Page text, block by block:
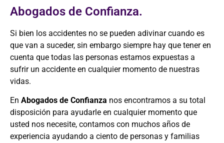
Abogados de Confianza.
Si bien los accidentes no se pueden adivinar cuando es
que van a suceder, sin embargo siempre hay que tener en
cuenta que todas las personas estamos expuestas a
sufrir un accidente en cualquier momento de nuestras
vidas.
En Abogados de Confianza nos encontramos a su total
disposición para ayudarle en cualquier momento que
usted nos necesite, contamos con muchos años de
experiencia ayudando a ciento de personas y familias